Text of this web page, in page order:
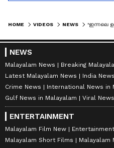
HOME VIDEOS NEWS
NEWS
Malayalam News
Breaking
Latest Malayalam News
India
Crime News
International News in
Gulf News in Malayalam
Viral News
ENTERTAINMENT
Malayalam Film New
Malayalam Short Films
Malayalam